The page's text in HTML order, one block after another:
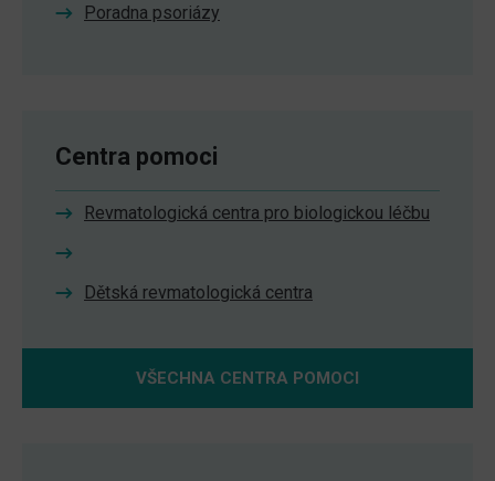
Poradna psoriázy
Centra pomoci
Revmatologická centra pro biologickou léčbu
Dětská revmatologická centra
VŠECHNA CENTRA POMOCI